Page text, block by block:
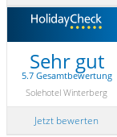
Sehr gut
5.7 Gesamtbewertung
Solehotel Winterberg
Jetzt bewerten